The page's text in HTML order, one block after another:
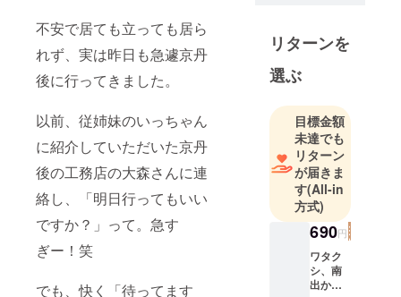
不安で居ても立っても居ら
れず、実は昨日も急遽京丹
後に行ってきました。
以前、従姉妹のいっちゃん
に紹介していただいた京丹
後の工務店の大森さんに連
絡し、「明日行ってもいい
ですか？」って。急す
ぎー！笑
でも、快く「待ってます
感覚を刺激
します。
知名度のあ
るメジャー
バンドと同
じステージ
に立てる！
ということ
で、イン
ディーズバ
ンドや学生
バンドなど
リターンを
選ぶ
目標金額
未達でも
リターン
が届きま
す(All-in
方式)
690円
ワタク
シ、南
出から